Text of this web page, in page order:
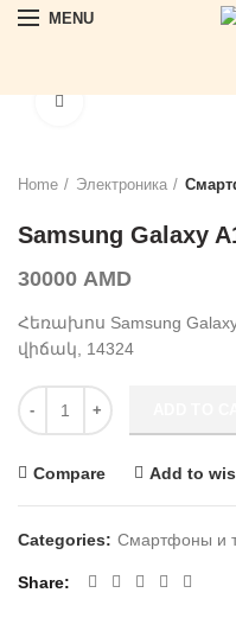
MENU
Home Электроника
Samsung Galaxy
30000 AMD
Հեռախոս Samsung
վիճակ, 14324
Samsung Galaxy A12, 32Gb
Compare Add to
Categories: Смартфоны и
Share